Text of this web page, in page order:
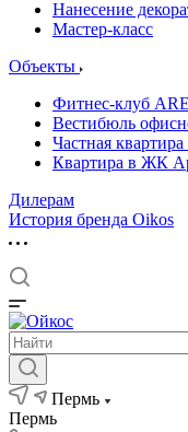
Нанесение
Мастер-класс
Объекты
Фитнес-клуб
Вестибюль
Частная
Квартира в ЖК
Дилерам
История бренда Oikos
Пермь
Пермь